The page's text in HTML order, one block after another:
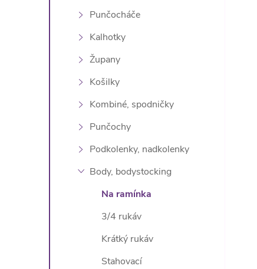
Punčocháče
Kalhotky
Župany
Košilky
Kombiné, spodničky
Punčochy
Podkolenky, nadkolenky
Body, bodystocking
Na ramínka
3/4 rukáv
Krátký rukáv
Stahovací